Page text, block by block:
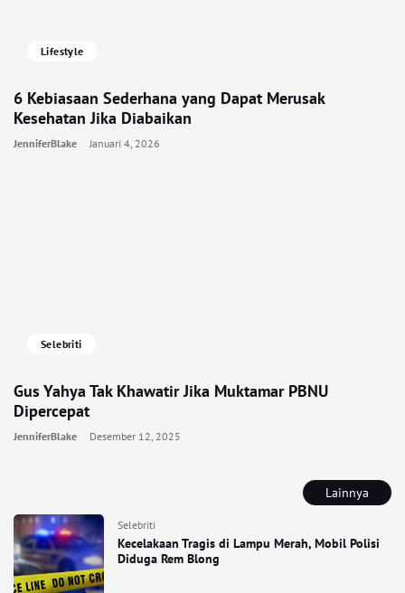
Lainnya
Selebriti
Kecelakaan Tragis di Lampu Merah, Mobil Polisi
Diduga Rem Blong
Lifestyle
6 Kebiasaan Sederhana yang Dapat Merusak
Kesehatan Jika Diabaikan
JenniferBlake Januari 4, 2026
Selebriti
Gus Yahya Tak Khawatir Jika Muktamar PBNU
Dipercepat
JenniferBlake Desember 12, 2025